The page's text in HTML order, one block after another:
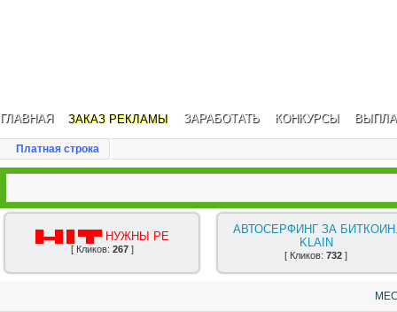
ГЛАВНАЯ ЗАКАЗ РЕКЛАМЫ ЗАРАБОТАТЬ КОНКУРСЫ
Платная строка
█▬█ █ ▀█▀ НУЖНЫ РЕ
[ Кликов: 267]
АВТОСЕРФИНГ ЗА
KLAIN
[ Кликов: 732 ]